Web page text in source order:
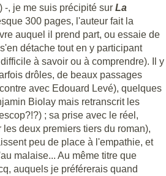
-, je me suis précipité sur La
300 pages, l'auteur fait la
auquel il prend part, ou essaie de
détache tout en y participant
à savoir ou à comprendre). Il y
drôles, de beaux passages
avec Edouard Levé), quelques
Biolay mais retranscrit les
; sa prise avec le réel,
les deux premiers tiers du roman),
peu de place à l'empathie, et
malaise... Au même titre que
auquels je préférerais quand